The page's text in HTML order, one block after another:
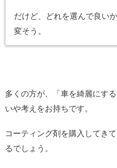
だけど、どれを選んで良い
変そう。
多くの方が、「車を綺麗にす
いや考えをお持ちです。
コーティング剤を購入してき
るでしょう。